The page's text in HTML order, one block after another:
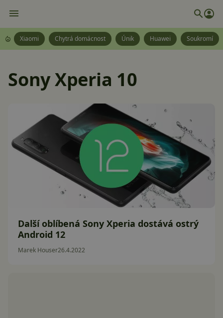
Xiaomi Chytrá domácnost Únik Huawei Soukromí
Sony Xperia 10
Další oblíbená Sony Xperia dostává ostrý
Android 12
Marek Houser26.4.2022